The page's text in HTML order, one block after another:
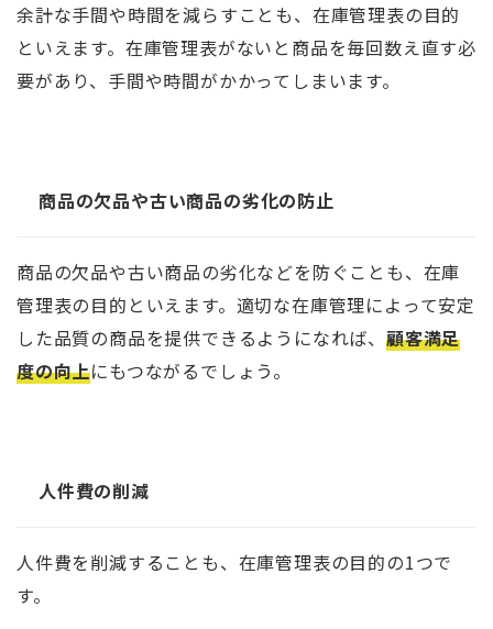
余計な手間や時間を減らすことも、在庫管理表の目的
といえます。在庫管理表がないと商品を毎回数え直す必
要があり、手間や時間がかかってしまいます。
商品の欠品や古い商品の劣化の防止
商品の欠品や古い商品の劣化などを防ぐことも、在庫
管理表の目的といえます。適切な在庫管理によって安定
した品質の商品を提供できるようになれば、 顧客満足
度の向上にもつながるでしょう。
人件費の削減
人件費を削減することも、在庫管理表の目的の1つで
す。